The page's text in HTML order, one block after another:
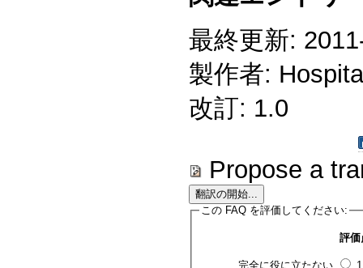
最終更新:
製作者:
改訂: 1.0
Propose a
この FAQ を評価してください:
評価
完全に役に立たない